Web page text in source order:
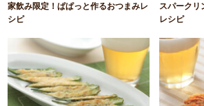
家飲み限定！ぱぱっと作るおつまみレ
シピ
スパークリ
レシピ